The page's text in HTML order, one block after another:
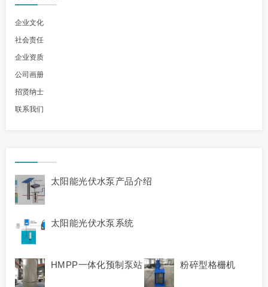
企业文化
社会责任
企业资质
公司画册
招贤纳士
联系我们
太阳能光伏水泵产品介绍
太阳能光伏水泵系统
HMPP一体化预制泵站 粉碎型格栅机